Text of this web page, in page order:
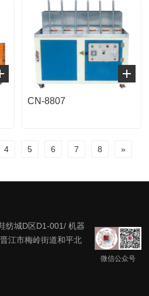
CN-8807
4 5 6 7 8 »
纺城D区D1-001/ 机器
江市梅岭街道和平北
微信公众号